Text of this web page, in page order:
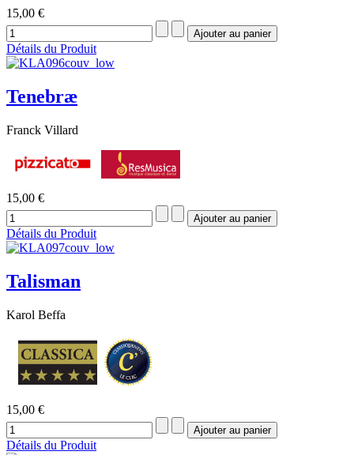
15,00 €
Détails du Produit
Tenebræ
Franck Villard
15,00 €
Détails du Produit
Talisman
Karol Beffa
15,00 €
Détails du Produit